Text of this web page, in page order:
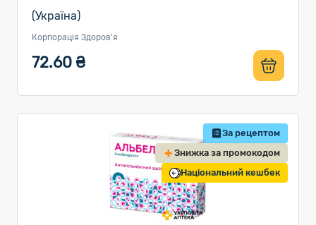
(Україна)
Корпорація Здоров'я
72.60 ₴
За рецептом
Знижка за промокодом
Національний кешбек